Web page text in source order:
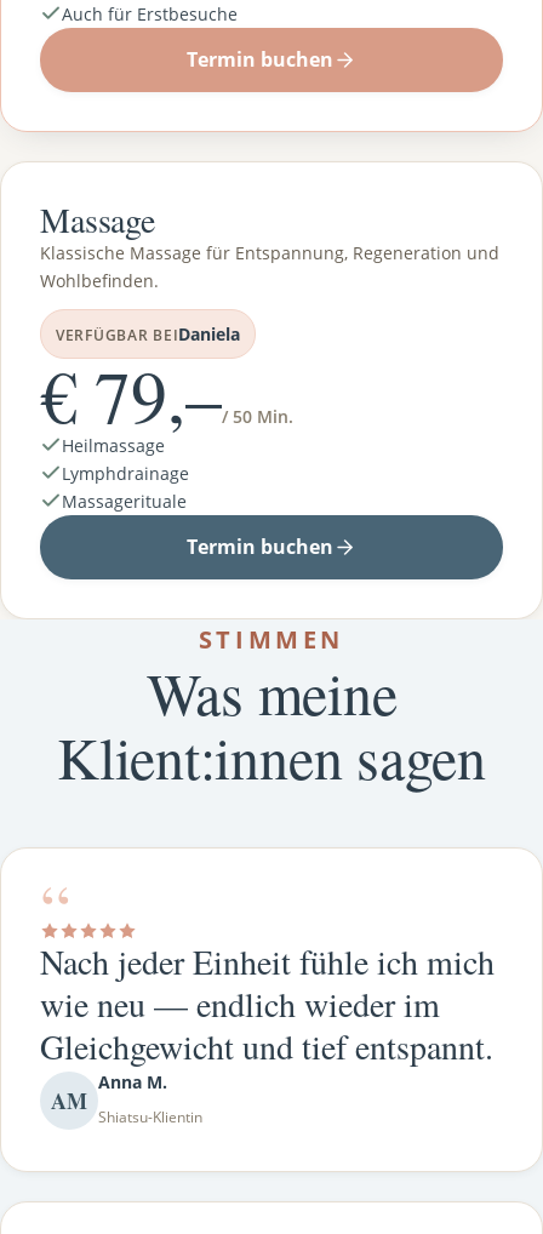
Auch für Erstbesuche
Termin buchen
Massage
Klassische Massage für Entspannung, Regeneration und
Wohlbefinden.
VERFÜGBAR BEIDaniela
€ 79,–/ 50 Min.
Heilmassage
Lymphdrainage
Massagerituale
Termin buchen
STIMMEN
Was meine
Klient:innen sagen
“
Nach jeder Einheit fühle ich mich
wie neu — endlich wieder im
Gleichgewicht und tief entspannt.
AM
Anna M.
Shiatsu-Klientin